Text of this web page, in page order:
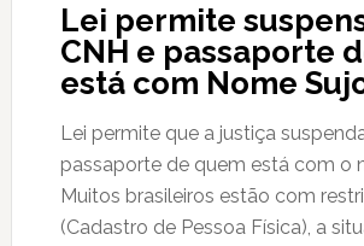
Lei permite
CNH e passaporte
está com Nome
Lei permite que a justiça
passaporte de quem está com o
Muitos brasileiros estão com
(Cadastro de Pessoa Física), a